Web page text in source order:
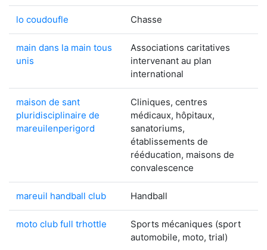
lo coudoufle Chasse
main dans la main tous
unis
Associations caritatives
intervenant au plan
international
maison de sant
pluridisciplinaire de
mareuilenperigord
Cliniques, centres
médicaux, hôpitaux,
sanatoriums,
établissements de
rééducation, maisons de
convalescence
mareuil handball club Handball
moto club full trhottle
Sports mécaniques (sport
automobile, moto, trial)